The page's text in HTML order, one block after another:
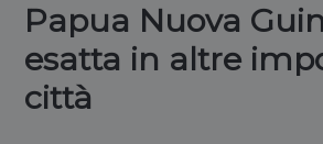
Papua Nuova
esatta in altre
città